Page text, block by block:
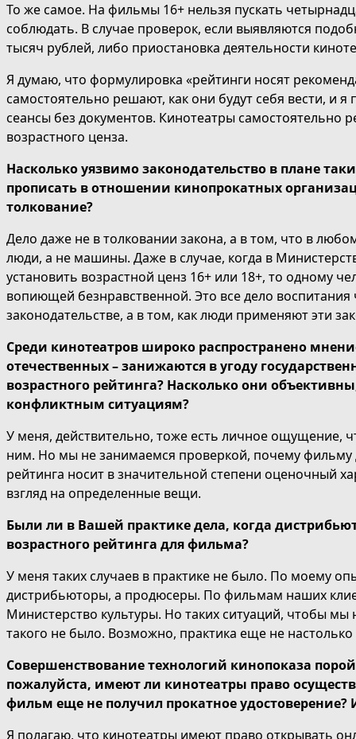
То же самое. На фильмы 16+ нельзя пускать
соблюдать. В случае проверок, если выявляются
тысяч рублей, либо приостановка деятельности
Я думаю, что формулировка «рейтинги носят
самостоятельно решают, как они будут себя вести, и
сеансы без документов. Кинотеатры самостоятельно
возрастного ценза.
Насколько уязвимо законодательство в плане
прописать в отношении кинопрокатных
толкование?
Дело даже не в толковании закона, а в том, что в
люди, а не машины. Даже в случае, когда в
установить возрастной ценз 16+ или 18+, то одному
вопиющей безнравственной. Это все дело воспитания
законодательстве, а в том, как люди применяют эти
Среди кинотеатров широко распространено
отечественных – занижаются в угоду
возрастного рейтинга? Насколько они
конфликтным ситуациям?
У меня, действительно, тоже есть личное ощущение,
ним. Но мы не занимаемся проверкой, почему фильму
рейтинга носит в значительной степени оценочный
взгляд на определенные вещи.
Были ли в Вашей практике дела, когда
возрастного рейтинга для фильма?
У меня таких случаев в практике не было. По моему
дистрибьюторы, а продюсеры. По фильмам наших
Министерство культуры. Но таких ситуаций, чтобы
такого не было. Возможно, практика еще не
Совершенствование технологий кинопоказа
пожалуйста, имеют ли кинотеатры право
фильм еще не получил прокатное
Я полагаю, что кинотеатры имеют право открывать